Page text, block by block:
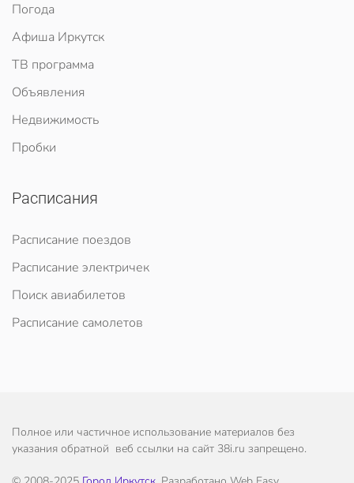
Погода
Афиша Иркутск
ТВ программа
Объявления
Недвижимость
Пробки
Расписания
Расписание поездов
Расписание электричек
Поиск авиабилетов
Расписание самолетов
Полное или частичное использование материалов без
указания обратной веб ссылки на сайт 38i.ru запрещено.